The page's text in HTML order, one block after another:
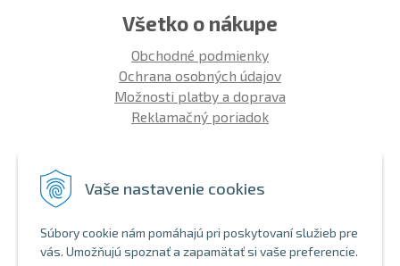
Vaše nastavenie cookies
Súbory cookie nám pomáhajú pri poskytovaní služieb pre
vás. Umožňujú spoznať a zapamätať si vaše preferencie.
Všetko o nákupe
Obchodné podmienky
Ochrana osobných údajov
Možnosti platby a doprava
Reklamačný poriadok
Aký bicykel kúpiť 26' | 27,5' | 29'